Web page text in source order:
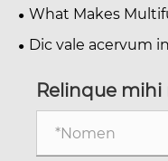
Packaging.
What Makes
Packaging
Dic vale acervum
penicillo permittit
definita supercilia
Relinque